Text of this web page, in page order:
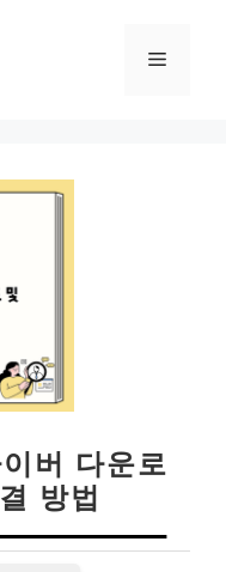
메
버 다운로
방법